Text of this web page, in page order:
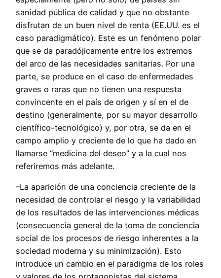
sanidad pública de calidad y que no obstante
disfrutan de un buen nivel de renta (EE.UU. es el
caso paradigmático). Este es un fenómeno polar
que se da paradójicamente entre los extremos
del arco de las necesidades sanitarias. Por una
parte, se produce en el caso de enfermedades
graves o raras que no tienen una respuesta
convincente en el país de origen y sí en el de
destino (generalmente, por su mayor desarrollo
científico-tecnológico) y, por otra, se da en el
campo amplio y creciente de lo que ha dado en
llamarse “medicina del deseo” y a la cual nos
referiremos más adelante.
–La aparición de una conciencia creciente de la
necesidad de controlar el riesgo y la variabilidad
de los resultados de las intervenciones médicas
(consecuencia general de la toma de conciencia
social de los procesos de riesgo inherentes a la
sociedad moderna y su minimización). Esto
introduce un cambio en el paradigma de los roles